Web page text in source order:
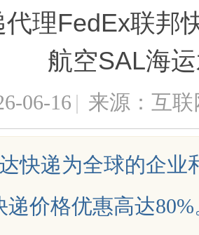
代理FedEx联邦
航空SAL海
06-16 | 来源：互联
快递为全球的企业
递价格优惠高达
八哥电影网：打造全方位影视娱
验的平台解析